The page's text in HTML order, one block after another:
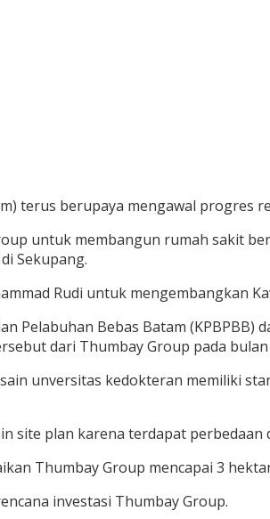
terus berupaya mengawal progres
untuk membangun rumah sakit
Sekupang.
Rudi untuk mengembangkan
Pelabuhan Bebas Batam
dari Thumbay Group pada
unversitas kedokteran memiliki
site plan karena terdapat
Thumbay Group mencapai 3
investasi Thumbay Group.